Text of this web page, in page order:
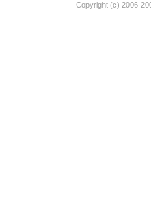
Copyright (c) 2006-